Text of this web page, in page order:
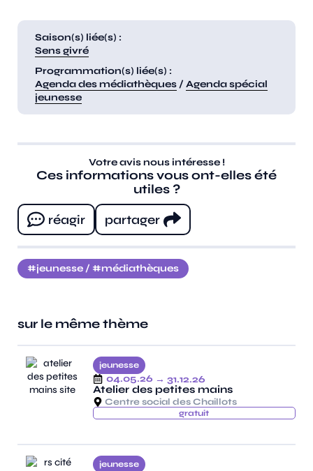
Saison(s) liée(s) :
Sens givré
Programmation(s) liée(s) :
Agenda des médiathèques / Agenda spécial
jeunesse
Votre avis nous intéresse !
Ces informations vous ont-elles été
utiles ?
réagir
partager
jeunesse / médiathèques
sur le même thème
jeunesse
04.05.26 → 31.12.26
Atelier des petites mains
Centre social des Chaillots
gratuit
jeunesse